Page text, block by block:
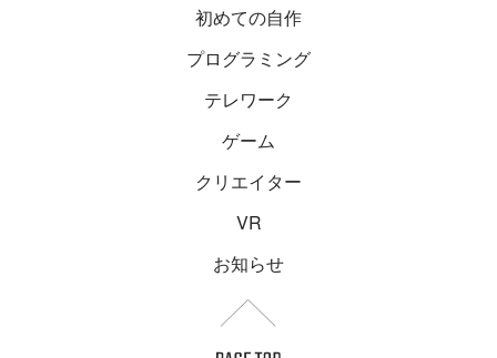
初めての自作
プログラミング
テレワーク
ゲーム
クリエイター
VR
お知らせ